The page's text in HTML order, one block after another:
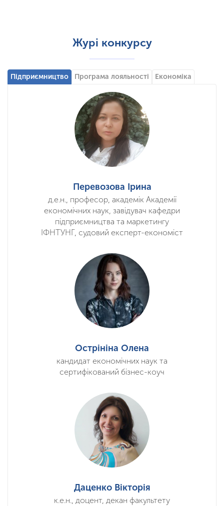
Журі конкурсу
Підприємництво Програма лояльності Економіка
Перевозова Ірина
д.е.н., професор, академік Академії
економічних наук, завідувач кафедри
підприємництва та маркетингу
ІФНТУНГ, судовий експерт-економіст
Острініна Олена
кандидат економічних наук та
сертифікований бізнес-коуч
Даценко Вікторія
к.е.н., доцент, декан факультету